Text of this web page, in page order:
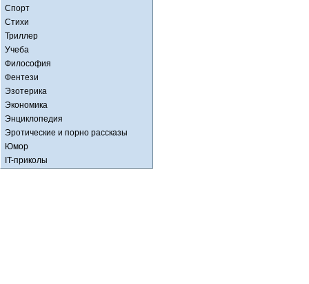
Спорт
Стихи
Триллер
Учеба
Философия
Фентези
Эзотерика
Экономика
Энциклопедия
Эротические и порно рассказы
Юмор
IT-приколы